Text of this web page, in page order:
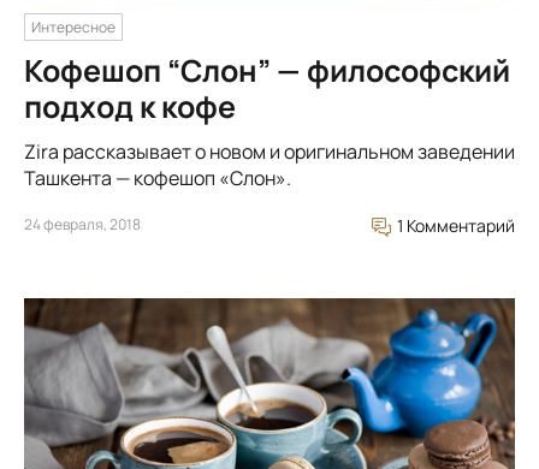
Интересное
Кофешоп “Слон” — философский
подход к кофе
Zira рассказывает о новом и оригинальном заведении
Ташкента — кофешоп «Слон».
24 февраля, 2018 1 Комментарий